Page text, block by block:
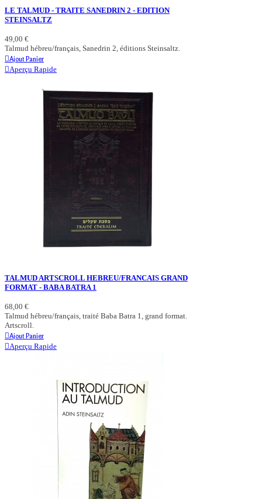
LE TALMUD - TRAITE SANEDRIN 2 - EDITION
STEINSALTZ
49,00 €
Talmud hébreu/français, Sanedrin 2, éditions Steinsaltz.
Ajout Panier
Aperçu Rapide
TALMUD ARTSCROLL HEBREU/FRANCAIS GRAND
FORMAT - BABA BATRA 1
68,00 €
Talmud hébreu/français, traité Baba Batra 1, grand format.
Artscroll.
Ajout Panier
Aperçu Rapide